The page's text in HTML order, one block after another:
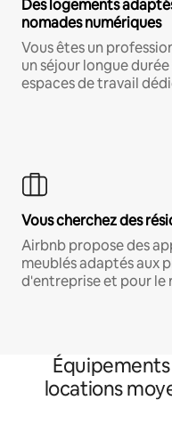
Des logements
nomades numériques
Vous êtes un
un séjour longue
espaces de travail
Vous cherchez des
Airbnb propose des
meublés adaptés aux
d'entreprise et pour le
locations